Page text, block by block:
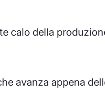
calo della
avanza appena